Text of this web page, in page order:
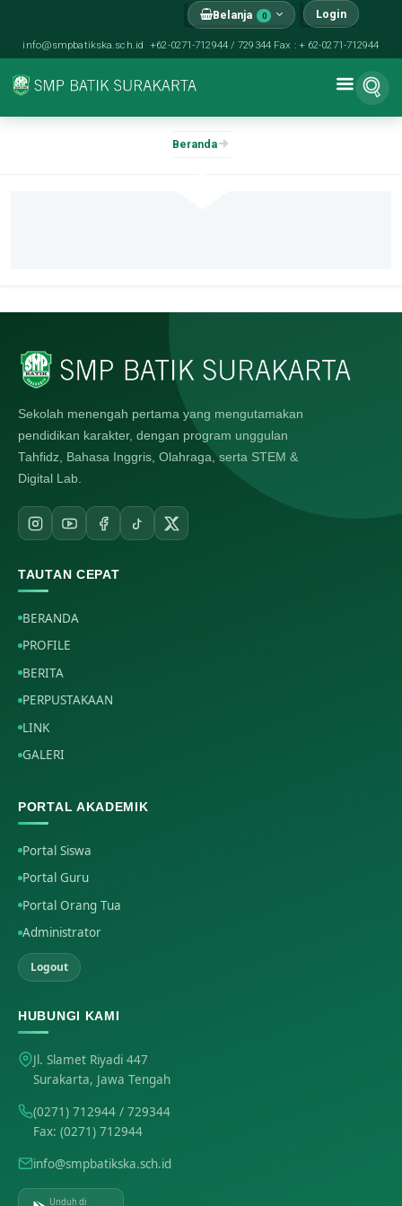
info@smpbatikska.sch.id +62-0271-712944 / 729344 Fax : + 62-0271-712944
Belanja 0 Login
Beranda
Sekolah menengah pertama yang mengutamakan
pendidikan karakter, dengan program unggulan
Tahfidz, Bahasa Inggris, Olahraga, serta STEM &
Digital Lab.
TAUTAN CEPAT
BERANDA
PROFILE
BERITA
PERPUSTAKAAN
LINK
GALERI
PORTAL AKADEMIK
Portal Siswa
Portal Guru
Portal Orang Tua
Administrator
Logout
HUBUNGI KAMI
Jl. Slamet Riyadi 447
Surakarta, Jawa Tengah
(0271) 712944 / 729344
Fax: (0271) 712944
info@smpbatikska.sch.id
Unduh di